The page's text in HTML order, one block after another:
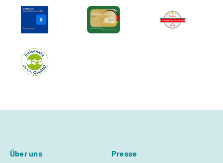
Über uns Presse